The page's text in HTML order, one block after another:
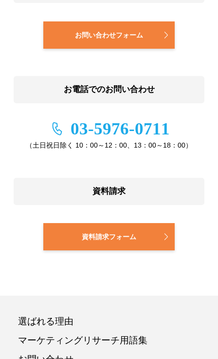
お問い合わせフォーム
お電話でのお問い合わせ
03-5976-0711
（土日祝日除く 10：00～12：00、13：00～18：00）
資料請求
資料請求フォーム
選ばれる理由
マーケティングリサーチ用語集